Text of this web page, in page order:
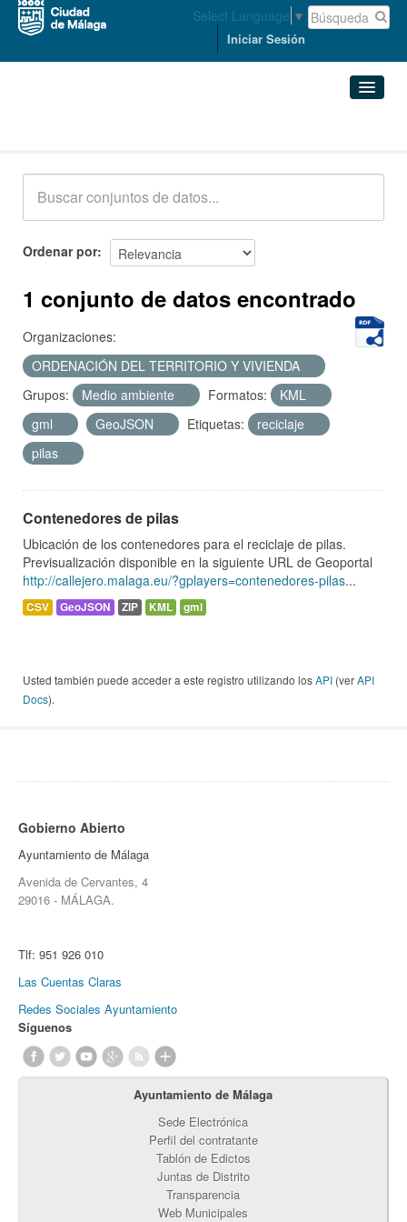
Select Language ▼
Iniciar Sesión
Acerca de
Ordenar por
1 conjunto de datos encontrado
Organizaciones:
ORDENACIÓN DEL TERRITORIO Y VIVIENDA
Grupos:
Medio ambiente Formatos:
KML
gml
GeoJSON Etiquetas:
reciclaje
pilas
Contenedores de pilas
Ubicación de los contenedores para el reciclaje de pilas.
Previsualización disponible en la siguiente URL de Geoportal
http://callejero.malaga.eu/?gplayers=contenedores-pilas...
CSV GeoJSON ZIP KML gml
Usted también puede acceder a este registro utilizando losAPI (verAPI
Docs).
Gobierno Abierto
Ayuntamiento de Málaga
Avenida de Cervantes, 4
29016 - MÁLAGA.
Tlf: 951 926 010
Las Cuentas Claras
Redes Sociales Ayuntamiento
Síguenos
Ayuntamiento de Málaga
Sede Electrónica
Perfil del contratante
Tablón de Edictos
Juntas de Distrito
Transparencia
Web Municipales